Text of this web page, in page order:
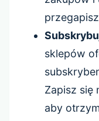
sklepów
Zapisz się
aby